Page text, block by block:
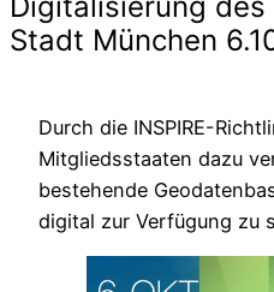
Stadt München
Durch die INSPIRE-
Mitgliedsstaaten dazu
bestehende
digital zur Verfügung zu